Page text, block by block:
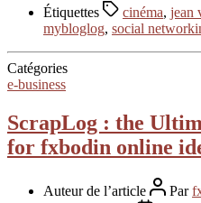
Étiquettes cinéma, jean
mybloglog, social
Catégories
e-business
ScrapLog : the
for fxbodin online
Auteur de l’article Par